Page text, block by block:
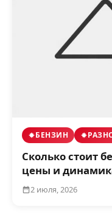
БЕНЗИН
Сколько стоит
цены и
2 июля, 2026